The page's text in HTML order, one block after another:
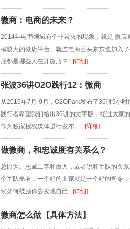
微商：电商的未来？
2014年电商领域有个非常火的现象，就是 微
模较大的微店平台，就连电商巨头京东也加入
底都是哪些人在开微店？...[详细]
张波36讲O2O践行12：微商
从2015年7月-9月，O2OPark发布了36讲9小
践行者希望我们给出36讲的文字版，经过大家
作为独家授权媒体进行发布。...[详细]
做微商，和忠诚度有关系么？
总以为。忠诚二字和做人，或者说和军队的关
个军队来看，一个好的上家就是一个好的司令
候如何鼓励你去发现自己...[详细]
微商怎么做【具体方法】